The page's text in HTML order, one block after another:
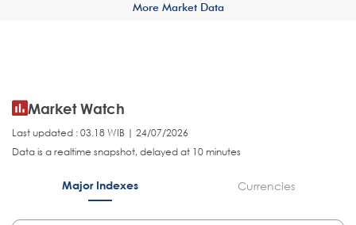
More Market Data
Market Watch
Last updated : 03.18 WIB | 24/07/2026
Data is a realtime snapshot, delayed at 10 minutes
Major Indexes Currencies